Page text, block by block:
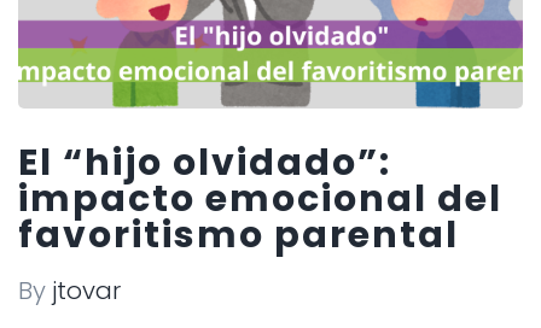
El “hijo olvidado”:
impacto emocional del
favoritismo parental
By jtovar